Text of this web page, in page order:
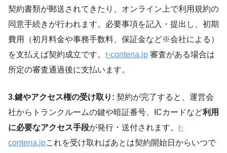
契約書類が郵送されてきたり、オンライン上で利用規約の
同意手続きが行われます。必要事項を記入・提出し、初期
費用（初月料金や事務手数料、保証金など※会社による）
を支払えば契約成立です。 r-contena.jp 審査がある場合は
所定の審査通過後に支払います。
3.鍵やアクセス権の受け取り: 契約が完了すると、運営会
社からトランクルームの鍵や暗証番号、ICカードなど利用
に必要なアクセス手段が発行・送付されます。 r-
contena.jpこれを受け取ればあとは契約開始日からいつで